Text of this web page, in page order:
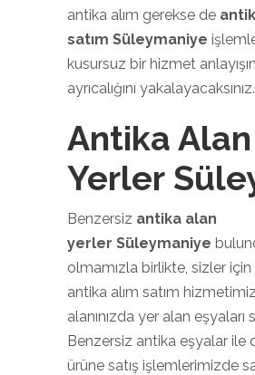
antika alım gerekse de
satım Süleymaniye
kusursuz bir hizmet
ayrıcalığını yakalayacaksınız.
Antika Alan
Yerler
Benzersiz antika alan
yerler Süleymaniye
olmamızla birlikte, sizler
antika alım satım
alanınızda yer alan eşyaları
Benzersiz antika eşyalar ile
ürüne satış işlemlerimizde